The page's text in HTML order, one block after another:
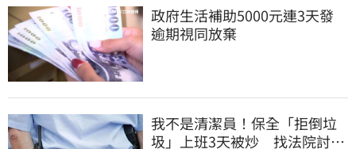
政府生活補助5000元連3天發
逾期視同放棄
我不是清潔員！保全「拒倒垃
圾」上班3天被炒 找法院討公